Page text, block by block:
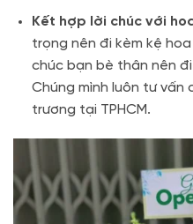
Kết hợp lời chúc với
trọng nên đi kèm kệ
chúc bạn bè thân nên
Chúng mình luôn tư vấn
trương tại TPHCM.